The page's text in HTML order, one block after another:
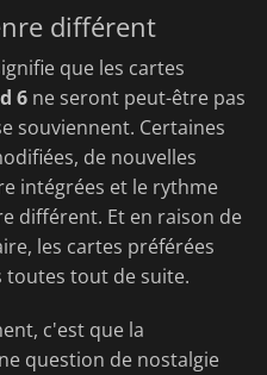
différent
que les cartes
6 ne seront peut-être pas
souviennent. Certaines
de nouvelles
intégrées et le rythme
différent. Et en raison de
les cartes préférées
toutes tout de suite.
c'est que la
question de nostalgie